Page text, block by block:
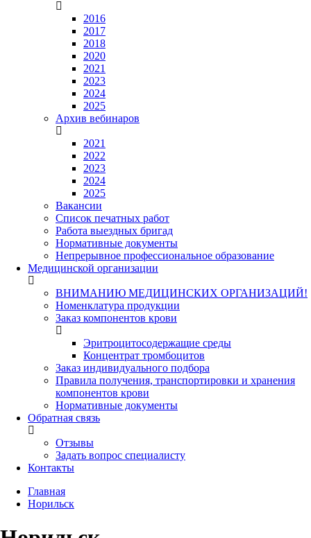
2016
2017
2018
2020
2021
2023
2024
2025
Архив вебинаров
2021
2022
2023
2024
2025
Вакансии
Список печатных работ
Работа выездных бригад
Нормативные документы
Непрерывное профессиональное образование
Медицинской организации
ВНИМАНИЮ МЕДИЦИНСКИХ ОРГАНИЗАЦИЙ!
Номенклатура продукции
Заказ компонентов крови
Эритроцитосодержащие среды
Концентрат тромбоцитов
Заказ индивидуального подбора
Правила получения, транспортировки и хранения
компонентов крови
Нормативные документы
Обратная связь
Отзывы
Задать вопрос специалисту
Контакты
Главная
Норильск